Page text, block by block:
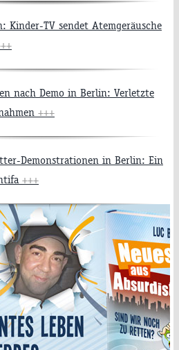
Kinder-TV sendet Atemgeräusche
nach Demo in Berlin: Verletzte
+++
Demonstrationen in Berlin: Ein
+++